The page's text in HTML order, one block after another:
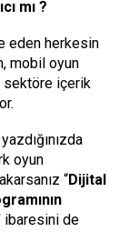
mı ?
eden herkesin
mobil oyun
sektöre içerik
oyun
“Dijital
ibaresini de